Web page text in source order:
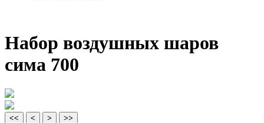
Набор воздушных шаров
сима 700
<< < > >>